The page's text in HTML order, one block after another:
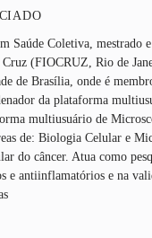
Saúde Coletiva,
(FIOCRUZ, Rio de
de Brasília, onde é
da plataforma
multiusuário de
de: Biologia Celular e
do câncer. Atua como
e antiinflamatórios e na